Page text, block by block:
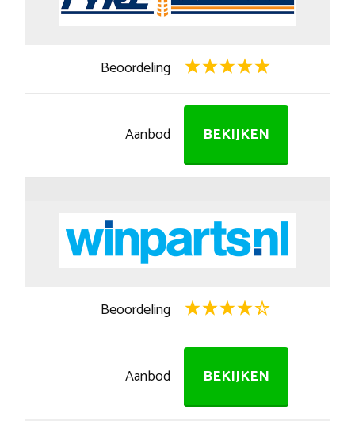
Beoordeling
Aanbod BEKIJKEN
Beoordeling
Aanbod BEKIJKEN